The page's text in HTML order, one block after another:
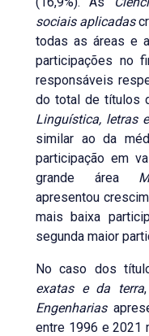
sociais aplicadas
todas as áreas e
participações no
responsáveis
do total de títulos
Linguística, letras
similar ao da
participação em
grande área
apresentou
mais baixa
segunda maior
No caso dos
exatas e da terra
Engenharias
entre 1996 e 2021